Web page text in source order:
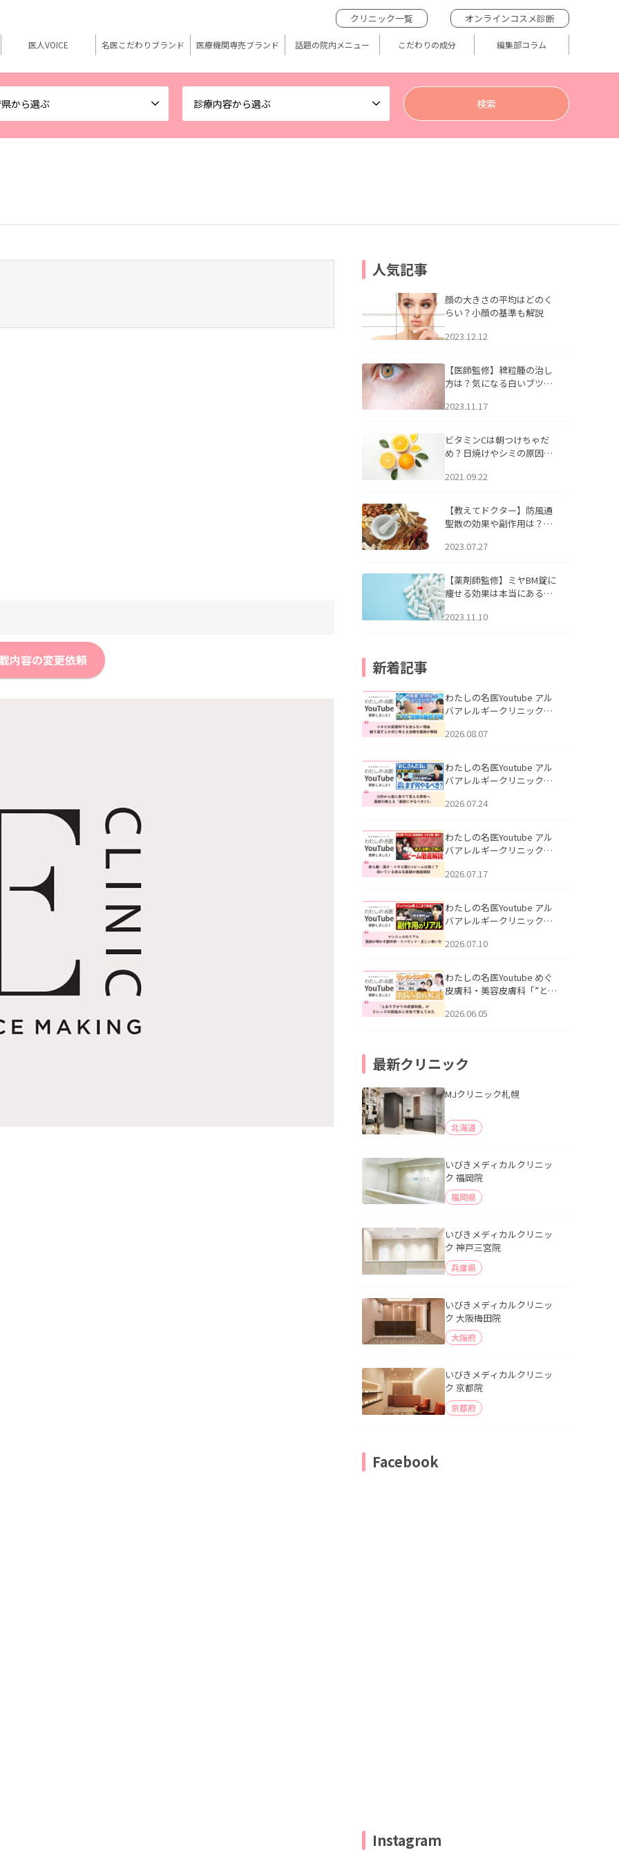
から選ぶ 診療内容から選ぶ
クリニック一覧 オンラインコスメ診断
医人VOICE 名医こだわりブランド 医療機関専売ブランド 話題の院内メニュー こだわりの成分 編集部コラム
内容の変更依頼
人気記事
顔の大きさの平均はどのく
らい？小顔の基準も解説
2023.12.12
【医師監修】稗粒腫の治し
方は？気になる白いブツブ
アについて
2023.11.17
ビタミンCは朝つけちゃだ
め？日焼けやシミの原因に
2021.09.22
【教えてドクター】防風通
聖散の効果や副作用は？長
2023.07.27
【薬剤師監修】ミヤBM錠に
痩せる効果は本当にある
2023.11.10
新着記事
わたしの名医Youtube アル
バアレルギークリニック札
らない理由｜繰り返す人が
説」を公開いたしました。
2026.08.07
わたしの名医Youtube アル
バアレルギークリニック札
える男性へ｜医師が教える
公開いたしました。
2026.07.24
わたしの名医Youtube アル
バアレルギークリニック札
跡にVビームは効く？向いて
説」を公開いたしました。
2026.07.17
わたしの名医Youtube アル
バアレルギークリニック札
医師が明かす副作用・リバ
公開いたしました。
2026.07.10
わたしの名医Youtube めぐ
皮膚科・美容皮膚科「”とお
ッズの肌悩みに本気で答え
2026.06.05
最新クリニック
MJクリニック札幌
北海道
いびきメディカルクリニッ
ク 福岡院
福岡県
いびきメディカルクリニッ
ク 神戸三宮院
兵庫県
いびきメディカルクリニッ
ク 大阪梅田院
大阪府
いびきメディカルクリニッ
ク 京都院
京都府
Facebook
Instagram